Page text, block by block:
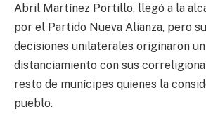
Abril Martínez Portillo, llegó a la
por el Partido Nueva Alianza, pero
decisiones unilaterales originaron
distanciamiento con sus
resto de munícipes quienes la
pueblo.